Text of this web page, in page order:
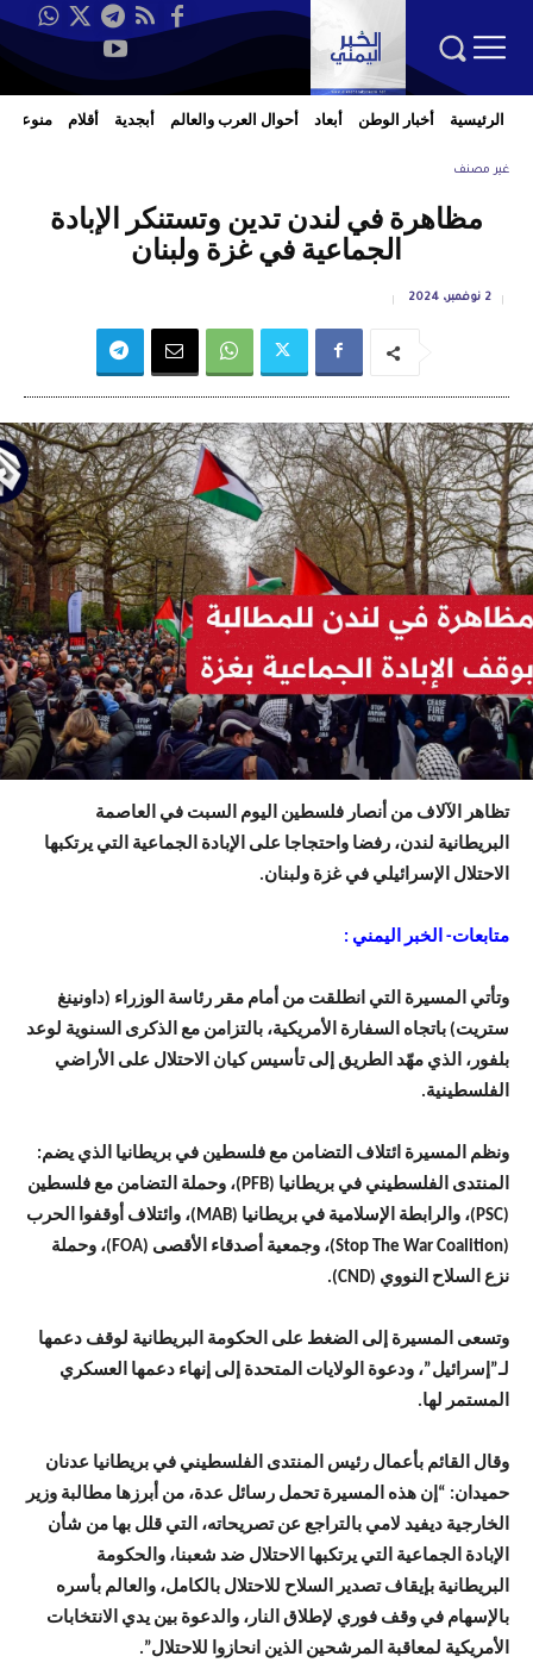
الرئيسية أخبار الوطن أبعاد أحوال العرب والعالم أبجدية أقلام منوعات
غير مصنف
مظاهرة في لندن تدين وتستنكر الإبادة
الجماعية في غزة ولبنان
2 نوفمبر، 2024
تظاهر الآلاف من أنصار فلسطين اليوم السبت في العاصمة
البريطانية لندن، رفضا واحتجاجا على الإبادة الجماعية التي يرتكبها
الاحتلال الإسرائيلي في غزة ولبنان.
متابعات- الخبر اليمني :
وتأتي المسيرة التي انطلقت من أمام مقر رئاسة الوزراء (داونينغ
ستريت) باتجاه السفارة الأمريكية، بالتزامن مع الذكرى السنوية لوعد
بلفور، الذي مهّد الطريق إلى تأسيس كيان الاحتلال على الأراضي
الفلسطينية.
ونظم المسيرة ائتلاف التضامن مع فلسطين في بريطانيا الذي يضم:
المنتدى الفلسطيني في بريطانيا (PFB)، وحملة التضامن مع فلسطين
(PSC)، والرابطة الإسلامية في بريطانيا (MAB)، وائتلاف أوقفوا الحرب
(Stop The War Coalition)، وجمعية أصدقاء الأقصى (FOA)، وحملة
نزع السلاح النووي (CND).
وتسعى المسيرة إلى الضغط على الحكومة البريطانية لوقف دعمها
لـ”إسرائيل”، ودعوة الولايات المتحدة إلى إنهاء دعمها العسكري
المستمر لها.
وقال القائم بأعمال رئيس المنتدى الفلسطيني في بريطانيا عدنان
حميدان: “إن هذه المسيرة تحمل رسائل عدة، من أبرزها مطالبة وزير
الخارجية ديفيد لامي بالتراجع عن تصريحاته، التي قلل بها من شأن
الإبادة الجماعية التي يرتكبها الاحتلال ضد شعبنا، والحكومة
البريطانية بإيقاف تصدير السلاح للاحتلال بالكامل، والعالم بأسره
بالإسهام في وقف فوري لإطلاق النار، والدعوة بين يدي الانتخابات
الأمريكية لمعاقبة المرشحين الذين انحازوا للاحتلال”.